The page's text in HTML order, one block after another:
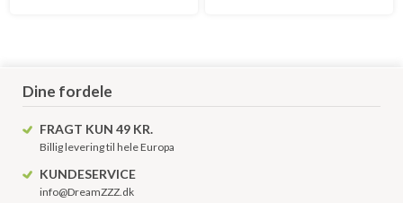
Dine fordele
FRAGT KUN 49 KR.
Billig levering til hele Europa
KUNDESERVICE
info@DreamZZZ.dk